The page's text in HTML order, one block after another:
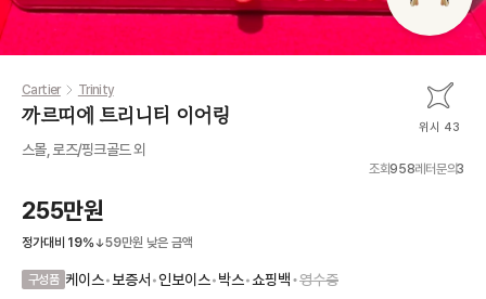
Cartier Trinity
까르띠에 트리니티 이어링 위시 43
스몰, 로즈/핑크골드 외
조회958레터문의3
255만원
정가대비 19% 59만원 낮은 금액
구성품 케이스• 보증서 •인보이스•박스•쇼핑백•영수증